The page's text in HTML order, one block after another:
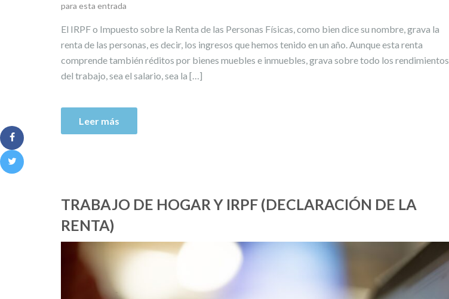
para esta entrada
El IRPF o Impuesto sobre la Renta de las Personas Físicas, como bien dice su nombre, grava la
renta de las personas, es decir, los ingresos que hemos tenido en un año. Aunque esta renta
comprende también réditos por bienes muebles e inmuebles, grava sobre todo los rendimientos
del trabajo, sea el salario, sea la […]
Leer más
TRABAJO DE HOGAR Y IRPF (DECLARACIÓN DE LA
RENTA)